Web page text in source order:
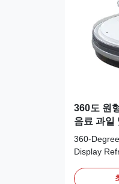
360도 원
음료 과일
360-
Display
PRODUCT